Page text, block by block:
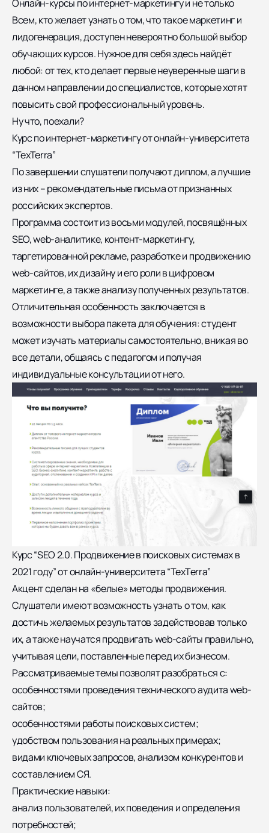
Онлайн-курсы по интернет-маркетингу и не только
Всем, кто желает узнать о том, что такое маркетинг и
лидогенерация, доступен невероятно большой выбор
обучающих курсов. Нужное для себя здесь найдёт
любой: от тех, кто делает первые неуверенные шаги в
данном направлении до специалистов, которые хотят
повысить свой профессиональный уровень.
Ну что, поехали?
Курс по интернет-маркетингу от онлайн-университета
“TexTerra”
По завершении слушатели получают диплом, а лучшие
из них – рекомендательные письма от признанных
российских экспертов.
Программа состоит из восьми модулей, посвящённых
SEO, web-аналитике, контент-маркетингу,
таргетированной рекламе, разработке и продвижению
web-сайтов, их дизайну и его роли в цифровом
маркетинге, а также анализу полученных результатов.
Отличительная особенность заключается в
возможности выбора пакета для обучения: студент
может изучать материалы самостоятельно, вникая во
все детали, общаясь с педагогом и получая
индивидуальные консультации от него.
Курс “SEO 2.0. Продвижение в поисковых системах в
2021 году” от онлайн-университета “TexTerra”
Акцент сделан на «белые» методы продвижения.
Слушатели имеют возможность узнать о том, как
достичь желаемых результатов задействовав только
их, а также научатся продвигать web-сайты правильно,
учитывая цели, поставленные перед их бизнесом.
Рассматриваемые темы позволят разобраться с:
особенностями проведения технического аудита web-
сайтов;
особенностями работы поисковых систем;
удобством пользования на реальных примерах;
видами ключевых запросов, анализом конкурентов и
составлением СЯ.
Практические навыки:
анализ пользователей, их поведения и определения
потребностей;